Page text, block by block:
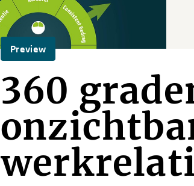
Preview
360